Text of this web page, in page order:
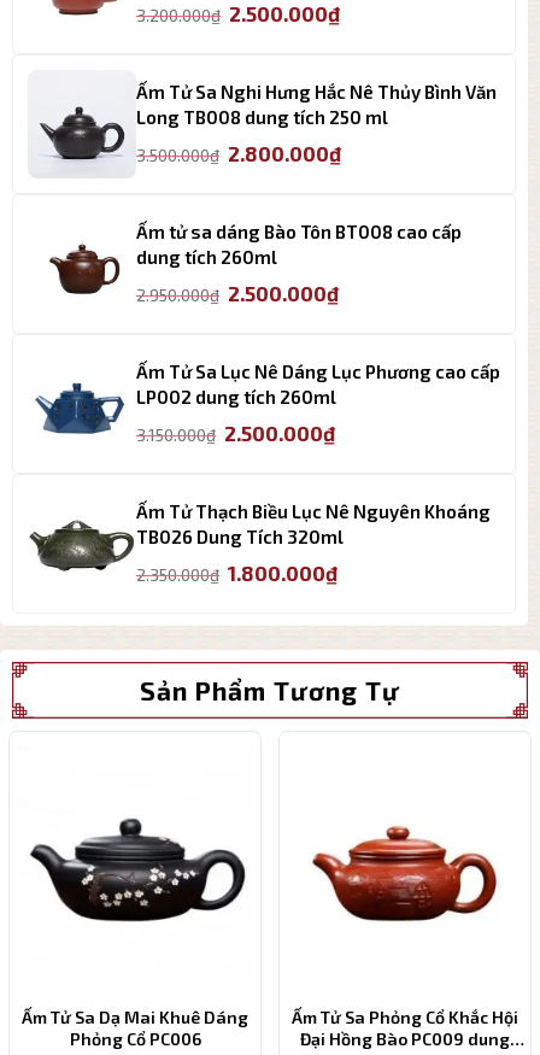
3.200.000₫ Giá
3.200.000₫.
2.500.000₫Giá
là:
2.500.000₫.
Ấm Tử Sa Nghi Hưng Hắc Nê Thủy Bình Văn
Long TB008 dung tích 250 ml
3.500.000₫ Giá
3.500.000₫.
2.800.000₫Giá
là:
Ấm tử sa dáng Bào Tôn BT008 cao cấp
dung tích 260ml
2.950.000₫ Giá
2.950.000₫.
2.500.000₫Giá
là:
Ấm Tử Sa Lục Nê Dáng Lục Phương cao cấp
LP002 dung tích 260ml
3.150.000₫ Giá
3.150.000₫.
2.500.000₫Giá
là:
2.500.000₫.
Ấm Tử Thạch Biều Lục Nê Nguyên Khoáng
TB026 Dung Tích 320ml
2.350.000₫ Giá
là:
2.350.000₫.
1.800.000₫Giá
tại
là:
Sản Phẩm Tương Tự
Ấm Tử Sa Dạ Mai Khuê Dáng
Phỏng Cổ PC006
Ấm Tử Sa Phỏng Cổ Khắc Hội
Đại Hồng Bào PC009 dung